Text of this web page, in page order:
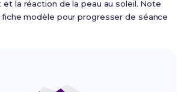
la réaction de la peau au soleil. Note
modèle pour progresser de séance